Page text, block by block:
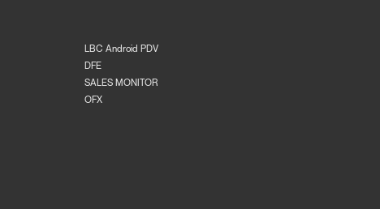
LBC Android PDV
DFE
SALES MONITOR
OFX